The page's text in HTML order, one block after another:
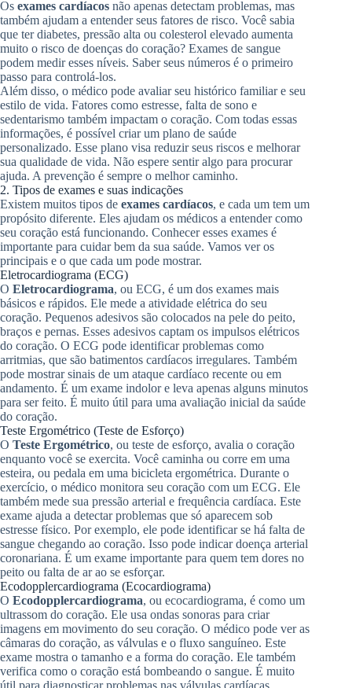
Os exames cardíacos não apenas detectam problemas, mas
também ajudam a entender seus fatores de risco. Você sabia
que ter diabetes, pressão alta ou colesterol elevado aumenta
muito o risco de doenças do coração? Exames de sangue
podem medir esses níveis. Saber seus números é o primeiro
passo para controlá-los.
Além disso, o médico pode avaliar seu histórico familiar e seu
estilo de vida. Fatores como estresse, falta de sono e
sedentarismo também impactam o coração. Com todas essas
informações, é possível criar um plano de saúde
personalizado. Esse plano visa reduzir seus riscos e melhorar
sua qualidade de vida. Não espere sentir algo para procurar
ajuda. A prevenção é sempre o melhor caminho.
2. Tipos de exames e suas indicações
Existem muitos tipos de exames cardíacos, e cada um tem um
propósito diferente. Eles ajudam os médicos a entender como
seu coração está funcionando. Conhecer esses exames é
importante para cuidar bem da sua saúde. Vamos ver os
principais e o que cada um pode mostrar.
Eletrocardiograma (ECG)
O Eletrocardiograma, ou ECG, é um dos exames mais
básicos e rápidos. Ele mede a atividade elétrica do seu
coração. Pequenos adesivos são colocados na pele do peito,
braços e pernas. Esses adesivos captam os impulsos elétricos
do coração. O ECG pode identificar problemas como
arritmias, que são batimentos cardíacos irregulares. Também
pode mostrar sinais de um ataque cardíaco recente ou em
andamento. É um exame indolor e leva apenas alguns minutos
para ser feito. É muito útil para uma avaliação inicial da saúde
do coração.
Teste Ergométrico (Teste de Esforço)
O Teste Ergométrico, ou teste de esforço, avalia o coração
enquanto você se exercita. Você caminha ou corre em uma
esteira, ou pedala em uma bicicleta ergométrica. Durante o
exercício, o médico monitora seu coração com um ECG. Ele
também mede sua pressão arterial e frequência cardíaca. Este
exame ajuda a detectar problemas que só aparecem sob
estresse físico. Por exemplo, ele pode identificar se há falta de
sangue chegando ao coração. Isso pode indicar doença arterial
coronariana. É um exame importante para quem tem dores no
peito ou falta de ar ao se esforçar.
Ecodopplercardiograma (Ecocardiograma)
O Ecodopplercardiograma, ou ecocardiograma, é como um
ultrassom do coração. Ele usa ondas sonoras para criar
imagens em movimento do seu coração. O médico pode ver as
câmaras do coração, as válvulas e o fluxo sanguíneo. Este
exame mostra o tamanho e a forma do coração. Ele também
verifica como o coração está bombeando o sangue. É muito
útil para diagnosticar problemas nas válvulas cardíacas.